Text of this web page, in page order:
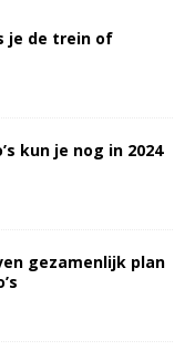
je de trein of
kun je nog in 2024
gezamenlijk plan